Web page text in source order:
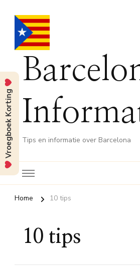
Tips en informatie over Barcelona
Home 10 tips
10 tips
Vroegboek Korting